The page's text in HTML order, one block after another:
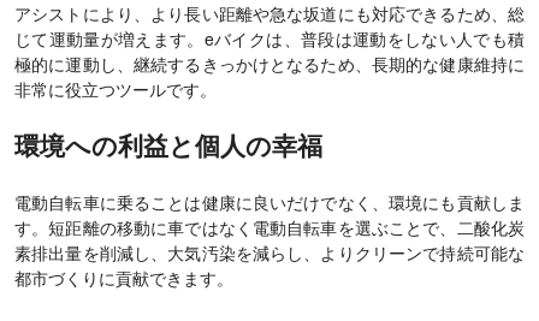
アシストにより、より長い距離や急な坂道にも対応できるため、総
じて運動量が増えます。eバイクは、普段は運動をしない人でも積
極的に運動し、継続するきっかけとなるため、長期的な健康維持に
非常に役立つツールです。
環境への利益と個人の幸福
電動自転車に乗ることは健康に良いだけでなく、環境にも貢献しま
す。短距離の移動に車ではなく電動自転車を選ぶことで、二酸化炭
素排出量を削減し、大気汚染を減らし、よりクリーンで持続可能な
都市づくりに貢献できます。